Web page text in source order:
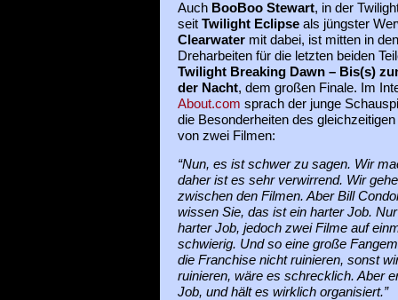
Auch BooBoo Stewart, in der
seit Twilight Eclipseals jüngster
Clearwatermit dabei, ist mitten in den
Dreharbeiten für die letzten beiden
Twilight Breaking Dawn – Bis(s)
der Nacht, dem großen Finale. Im
About.com sprach der junge
die Besonderheiten des
von zwei Filmen:
“Nun, es ist schwer zu sagen. Wir
daher ist es sehr verwirrend. Wir
zwischen den Filmen. Aber Bill
wissen Sie, das ist ein harter Job.
harter Job, jedoch zwei Filme auf
schwierig. Und so eine große
die Franchise nicht ruinieren, sonst
ruinieren, wäre es schrecklich. Aber
Job, und hält es wirklich organisiert.”